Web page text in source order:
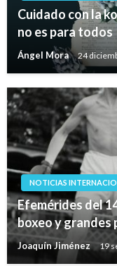
Cuidado con la
no es para todos
Ángel Mora 24
NOTICIAS
Efemérides del
boxeo y grandes
Joaquín Jiménez 19